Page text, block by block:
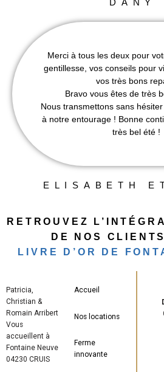
DANY
Merci à tous les deux pour
gentillesse, vos conseils pour
vos très bons
Bravo vous êtes de très
Nous transmettons sans
à notre entourage ! Bonne
très bel été !
ELISABETH
RETROUVEZ
DE NOS
LIVRE D’OR DE
Patricia,
Christian &
Romain Arribert
Vous
accueillent à
Fontaine Neuve
04230 CRUIS
Accueil
Nos locations
Ferme
innovante